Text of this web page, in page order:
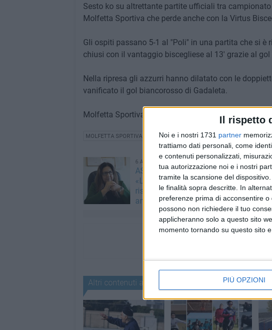
Il rispetto
Noi e i nostri 1731 partner
trattiamo dati personali, come
e contenuti personalizzati,
tua autorizzazione noi e i nostri
tramite la scansione del
le finalità sopra descritte. In
preferenze prima di acconsentire o
possono non richiedere il tuo
applicheranno solo a questo sito
momento tornando su questo sito
PIÙ OPZIONI
Sesto ko su altrettante partite ufficiali tra
Molfetta Sportiva che perde anche con la Virtus
Gli ospiti passano 5-1 al "Poli" in una partita che si
chiusi con il vantaggio biscegliese al 13' grazie al gol
Nella ripresa gli azzurri hanno dilatato con le
vanificato il gol biancorosso di Gadaleta.
Molfetta Sportiva sempre ultima nel girone A di
MOLFETTA SPORTIVA 1917
6 AGOSTO 2026
ASM Molfetta, Adele Claudio:
«Le mie dimissioni un atto di
rispetto verso la nuova
amministrazione»
Altri contenuti a tema